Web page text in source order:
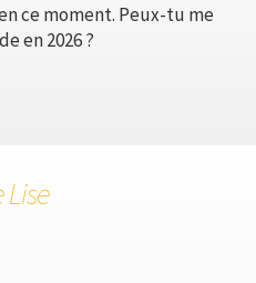
ce moment. Peux-tu me
en 2026 ?
Lise